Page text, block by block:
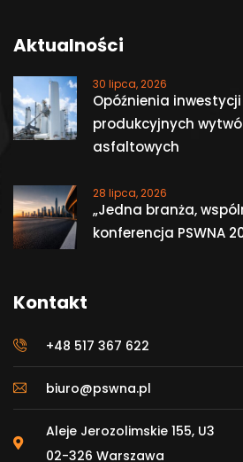
Aktualności
30 lipca, 2026
Opóźnienia
produkcyjnych
asfaltowych
28 lipca, 2026
„Jedna branża,
konferencja PSWNA
Kontakt
+48 517 367 622
biuro@pswna.pl
Aleje Jerozolimskie 155, U3
02-326 Warszawa